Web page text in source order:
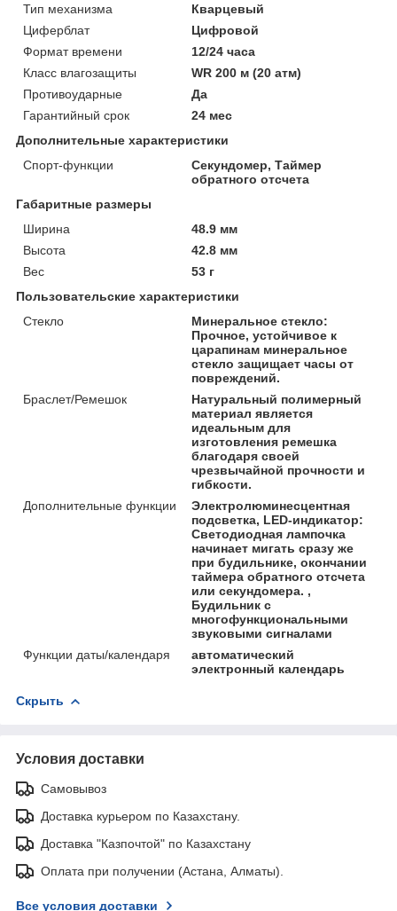
Тип механизма
Кварцевый
Циферблат
Цифровой
Формат времени
12/24 часа
Класс влагозащиты
WR 200 м (20 атм)
Противоударные
Да
Гарантийный срок
24 мес
Дополнительные характеристики
Спорт-функции
Секундомер, Таймер
обратного отсчета
Габаритные размеры
Ширина
48.9 мм
Высота
42.8 мм
Вес
53 г
Пользовательские характеристики
Стекло
Минеральное стекло:
Прочное, устойчивое к
царапинам минеральное
стекло защищает часы от
повреждений.
Браслет/Ремешок
Натуральный полимерный
материал является
идеальным для
изготовления ремешка
благодаря своей
чрезвычайной прочности и
гибкости.
Дополнительные функции
Электролюминесцентная
подсветка, LED-индикатор:
Светодиодная лампочка
начинает мигать сразу же
при будильнике, окончании
таймера обратного отсчета
или секундомера. ,
Будильник с
многофункциональными
звуковыми сигналами
Функции даты/календаря
автоматический
электронный календарь
Скрыть
Условия доставки
Самовывоз
Доставка курьером по Казахстану.
Доставка "Казпочтой" по Казахстану
Оплата при получении (Астана, Алматы).
Все условия доставки